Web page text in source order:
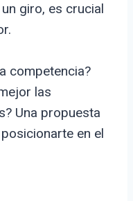
giro, es crucial
competencia?
las
Una propuesta
en el